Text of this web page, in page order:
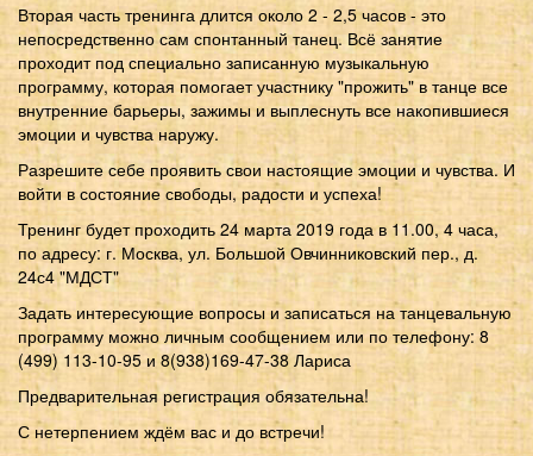
Вторая часть тренинга длится около 2 - 2,5 часов - это
непосредственно сам спонтанный танец. Всё занятие
проходит под специально записанную музыкальную
программу, которая помогает участнику "прожить" в танце все
внутренние барьеры, зажимы и выплеснуть все накопившиеся
эмоции и чувства наружу.
Разрешите себе проявить свои настоящие эмоции и чувства. И
войти в состояние свободы, радости и успеха!
Тренинг будет проходить 24 марта 2019 года в 11.00, 4 часа,
по адресу: г. Москва, ул. Большой Овчинниковский пер., д.
24с4 "МДСТ"
Задать интересующие вопросы и записаться на танцевальную
программу можно личным сообщением или по телефону: 8
(499) 113-10-95 и 8(938)169-47-38 Лариса
Предварительная регистрация обязательна!
С нетерпением ждём вас и до встречи!